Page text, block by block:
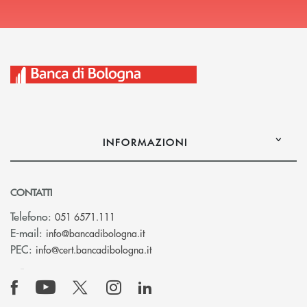
INFORMAZIONI
CONTATTI
Telefono: 051 6571.111
E-mail: info@bancadibologna.it(si apre l’app di posta elettronica)
PEC: info@cert.bancadibologna.it(si apre l’app di posta